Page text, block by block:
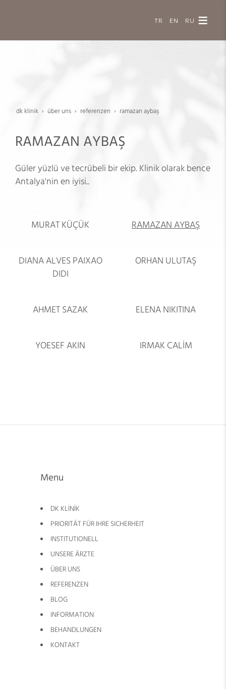
TR EN RU
dk klinik über uns referenzen ramazan aybaş
RAMAZAN AYBAŞ
Güler yüzlü ve tecrübeli bir ekip. Klinik olarak bence
Antalya'nin en iyisi..
MURAT KÜÇÜK RAMAZAN AYBAŞ
DIANA ALVES PAIXAO
DIDI
ORHAN ULUTAŞ
AHMET SAZAK ELENA NIKITINA
YOESEF AKIN IRMAK CALİM
Menu
DK KLİNİK
PRIORITÄT FÜR IHRE SICHERHEIT
INSTITUTIONELL
UNSERE ÄRZTE
ÜBER UNS
REFERENZEN
BLOG
INFORMATION
BEHANDLUNGEN
KONTAKT